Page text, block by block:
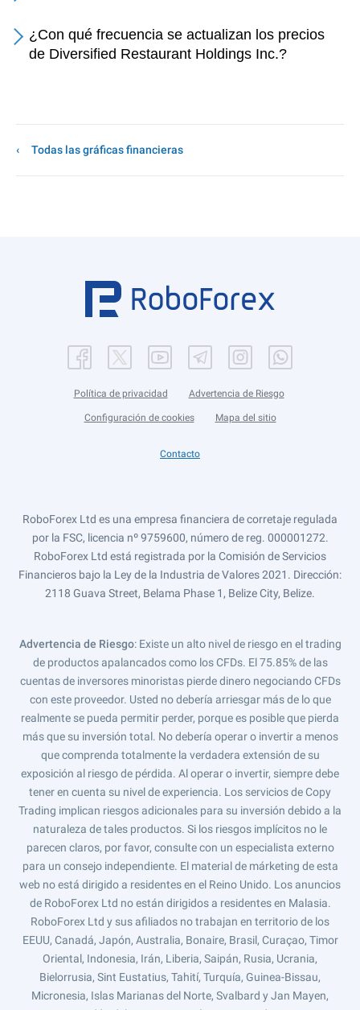
¿Con qué frecuencia se actualizan los precios
de Diversified Restaurant Holdings Inc.?
Todas las gráficas financieras
Política de privacidad Advertencia de Riesgo
Configuración de cookies Mapa del sitio
Contacto
RoboForex Ltd es una empresa financiera de corretaje regulada
por la FSC, licencia nº 9759600, número de reg. 000001272.
RoboForex Ltd está registrada por la Comisión de Servicios
Financieros bajo la Ley de la Industria de Valores 2021. Dirección:
2118 Guava Street, Belama Phase 1, Belize City, Belize.
Advertencia de Riesgo: Existe un alto nivel de riesgo en el trading
de productos apalancados como los CFDs. El 75.85% de las
cuentas de inversores minoristas pierde dinero negociando CFDs
con este proveedor. Usted no debería arriesgar más de lo que
realmente se pueda permitir perder, porque es posible que pierda
más que su inversión total. No debería operar o invertir a menos
que comprenda totalmente la verdadera extensión de su
exposición al riesgo de pérdida. Al operar o invertir, siempre debe
tener en cuenta su nivel de experiencia. Los servicios de Copy
Trading implican riesgos adicionales para su inversión debido a la
naturaleza de tales productos. Si los riesgos implícitos no le
parecen claros, por favor, consulte con un especialista externo
para un consejo independiente. El material de márketing de esta
web no está dirigido a residentes en el Reino Unido. Los anuncios
de RoboForex Ltd no están dirigidos a residentes en Malasia.
RoboForex Ltd y sus afiliados no trabajan en territorio de los
EEUU, Canadá, Japón, Australia, Bonaire, Brasil, Curaçao, Timor
Oriental, Indonesia, Irán, Liberia, Saipán, Rusia, Ucrania,
Bielorrusia, Sint Eustatius, Tahití, Turquía, Guinea-Bissau,
Micronesia, Islas Marianas del Norte, Svalbard y Jan Mayen,